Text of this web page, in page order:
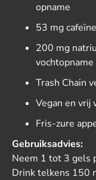
opname
53 mg
200 mg
vochtopname
Trash Chain
Vegan en vrij
Fris-zure
Gebruiksadvies:
Neem 1 tot 3 gels
Drink telkens 150